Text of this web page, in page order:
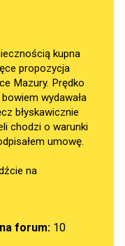
kupna
propozycja
Mazury. Prędko
wydawała
błyskawicznie
chodzi o warunki
umowę.
na
forum:10